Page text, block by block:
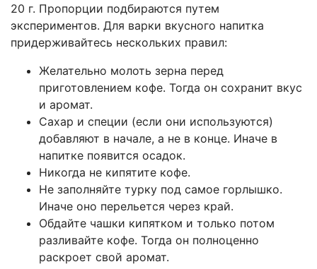
20 г. Пропорции подбираются путем
экспериментов. Для варки вкусного напитка
придерживайтесь нескольких правил:
Желательно молоть зерна перед
приготовлением кофе. Тогда он сохранит вкус
и аромат.
Сахар и специи (если они используются)
добавляют в начале, а не в конце. Иначе в
напитке появится осадок.
Никогда не кипятите кофе.
Не заполняйте турку под самое горлышко.
Иначе оно перельется через край.
Обдайте чашки кипятком и только потом
разливайте кофе. Тогда он полноценно
раскроет свой аромат.